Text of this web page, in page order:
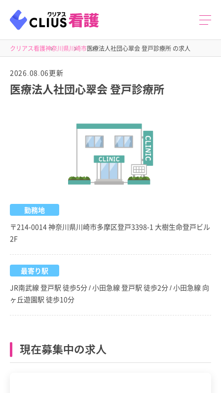
クリアス看護神奈川県川崎市医療法人社団心翠会 登戸診療所 の求人
2026.08.06更新
医療法人社団心翠会 登戸診療所
勤務地
〒214-0014 神奈川県川崎市多摩区登戸3398-1 大樹生命登戸ビル
2F
最寄り駅
JR南武線 登戸駅 徒歩5分 / 小田急線 登戸駅 徒歩2分 / 小田急線 向
ヶ丘遊園駅 徒歩10分
現在募集中の求人